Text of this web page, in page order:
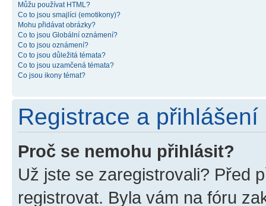
Můžu používat HTML?
Co to jsou smajlíci (emotikony)?
Mohu přidávat obrázky?
Co to jsou Globální oznámení?
Co to jsou oznámení?
Co to jsou důležitá témata?
Co to jsou uzamčená témata?
Co jsou ikony témat?
Registrace a přihlášení
Proč se nemohu přihlásit?
Už jste se zaregistrovali? Před
registrovat. Byla vám na fóru